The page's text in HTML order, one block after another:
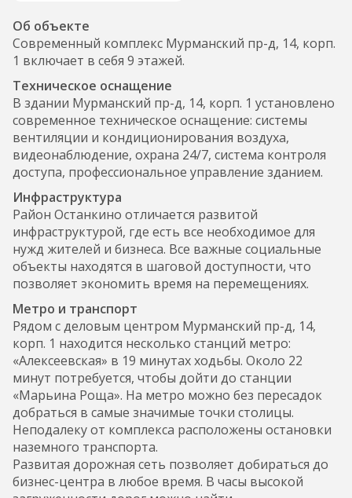
Об объекте
Современный комплекс Мурманский пр-д, 14, корп.
1 включает в себя 9 этажей.
Техническое оснащение
В здании Мурманский пр-д, 14, корп. 1 установлено
современное техническое оснащение: системы
вентиляции и кондиционирования воздуха,
видеонаблюдение, охрана 24/7, система контроля
доступа, профессиональное управление зданием.
Инфраструктура
Район Останкино отличается развитой
инфраструктурой, где есть все необходимое для
нужд жителей и бизнеса. Все важные социальные
объекты находятся в шаговой доступности, что
позволяет экономить время на перемещениях.
Метро и транспорт
Рядом с деловым центром Мурманский пр-д, 14,
корп. 1 находится несколько станций метро:
«Алексеевская» в 19 минутах ходьбы. Около 22
минут потребуется, чтобы дойти до станции
«Марьина Роща». На метро можно без пересадок
добраться в самые значимые точки столицы.
Неподалеку от комплекса расположены остановки
наземного транспорта.
Развитая дорожная сеть позволяет добираться до
бизнес-центра в любое время. В часы высокой